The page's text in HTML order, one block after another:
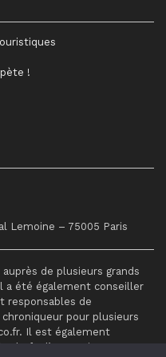
!
Lemoine – 75005 Paris
de plusieurs grands
a été également conseiller
responsables de
pour plusieurs
Il est également
chefs d’entreprises